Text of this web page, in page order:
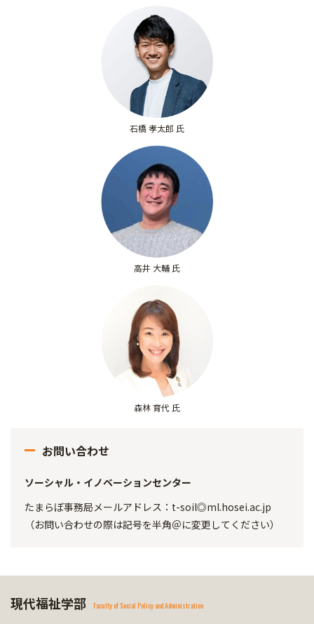
石橋 孝太郎 氏
高井 大輔 氏
森林 育代 氏
お問い合わせ
ソーシャル・イノベーションセンター
たまらぼ事務局メールアドレス：t-soil◎ml.hosei.ac.jp
（お問い合わせの際は記号を半角＠に変更してください）
現代福祉学部 Faculty of Social Policy and Administration